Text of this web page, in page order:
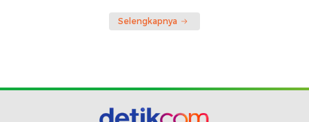
Selengkapnya